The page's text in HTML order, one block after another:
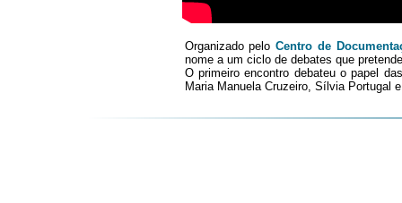
Organizado peloCentro de
nome a um ciclo de debates que
O primeiro encontro debateu o papel
Maria Manuela Cruzeiro, Sílvia Portugal